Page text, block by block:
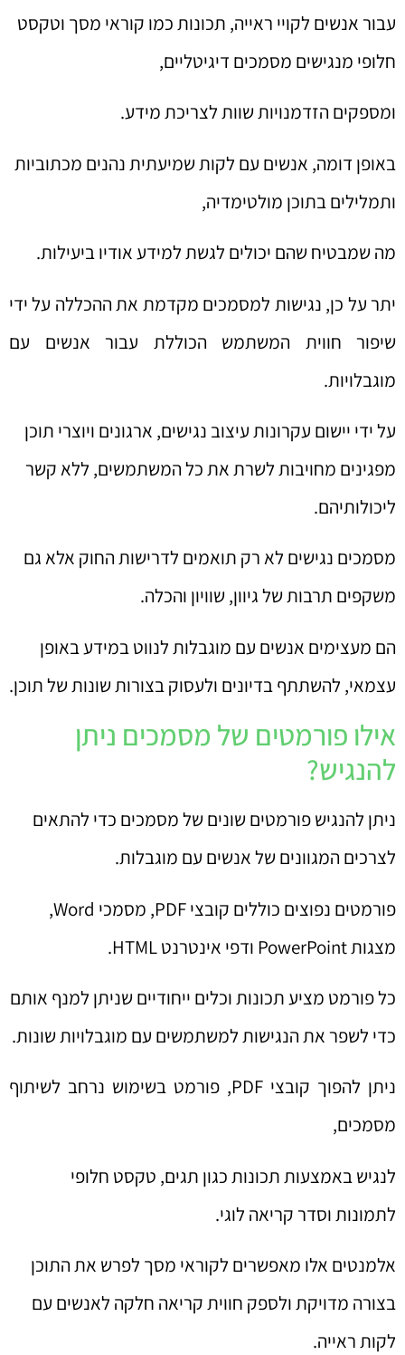
עבור אנשים לקויי ראייה, תכונות כמו קוראי מסך וטקסט
חלופי מנגישים מסמכים דיגיטליים,
ומספקים הזדמנויות שוות לצריכת מידע.
באופן דומה, אנשים עם לקות שמיעתית נהנים מכתוביות
ותמלילים בתוכן מולטימדיה,
מה שמבטיח שהם יכולים לגשת למידע אודיו ביעילות.
יתר על כן, נגישות למסמכים מקדמת את ההכללה על ידי
שיפור חווית המשתמש הכוללת עבור אנשים עם
מוגבלויות.
על ידי יישום עקרונות עיצוב נגישים, ארגונים ויוצרי תוכן
מפגינים מחויבות לשרת את כל המשתמשים, ללא קשר
ליכולותיהם.
מסמכים נגישים לא רק תואמים לדרישות החוק אלא גם
משקפים תרבות של גיוון, שוויון והכלה.
הם מעצימים אנשים עם מוגבלות לנווט במידע באופן
עצמאי, להשתתף בדיונים ולעסוק בצורות שונות של תוכן.
אילו פורמטים של מסמכים ניתן
להנגיש?
ניתן להנגיש פורמטים שונים של מסמכים כדי להתאים
לצרכים המגוונים של אנשים עם מוגבלות.
פורמטים נפוצים כוללים קובצי PDF, מסמכי Word,
מצגות PowerPoint ודפי אינטרנט HTML.
כל פורמט מציע תכונות וכלים ייחודיים שניתן למנף אותם
כדי לשפר את הנגישות למשתמשים עם מוגבלויות שונות.
ניתן להפוך קובצי PDF, פורמט בשימוש נרחב לשיתוף
מסמכים,
לנגיש באמצעות תכונות כגון תגים, טקסט חלופי
לתמונות וסדר קריאה לוגי.
אלמנטים אלו מאפשרים לקוראי מסך לפרש את התוכן
בצורה מדויקת ולספק חווית קריאה חלקה לאנשים עם
לקות ראייה.